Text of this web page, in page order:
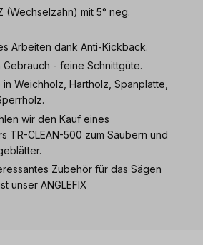
(Wechselzahn) mit 5° neg.
Arbeiten dank Anti-Kickback.
Gebrauch - feine Schnittgüte.
in Weichholz, Hartholz, Spanplatte,
wir den Kauf eines
TR-CLEAN-500 zum Säubern und
Zubehör für das Sägen
unser ANGLEFIX